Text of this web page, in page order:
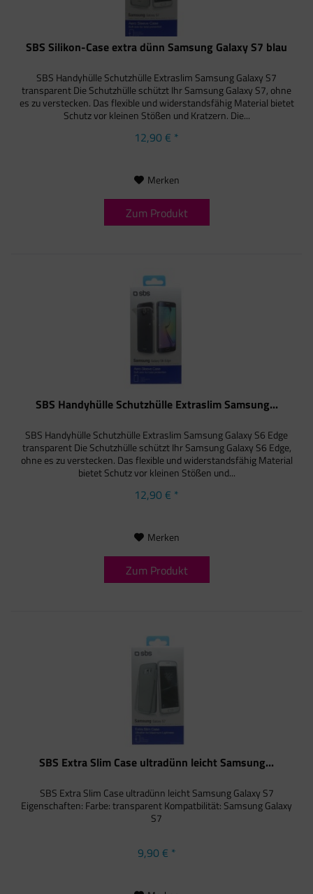
SBS Silikon-Case extra dünn Samsung Galaxy S7 blau
SBS Handyhülle Schutzhülle Extraslim Samsung Galaxy S7
transparent Die Schutzhülle schützt Ihr Samsung Galaxy S7, ohne
es zu verstecken. Das flexible und widerstandsfähig Material bietet
Schutz vor kleinen Stößen und Kratzern. Die...
12,90 € *
Merken
Zum Produkt
SBS Handyhülle Schutzhülle Extraslim Samsung...
SBS Handyhülle Schutzhülle Extraslim Samsung Galaxy S6 Edge
transparent Die Schutzhülle schützt Ihr Samsung Galaxy S6 Edge,
ohne es zu verstecken. Das flexible und widerstandsfähig Material
bietet Schutz vor kleinen Stößen und...
12,90 € *
Merken
Zum Produkt
SBS Extra Slim Case ultradünn leicht Samsung...
SBS Extra Slim Case ultradünn leicht Samsung Galaxy S7
Eigenschaften: Farbe: transparent Kompatbilität: Samsung Galaxy
S7
9,90 € *